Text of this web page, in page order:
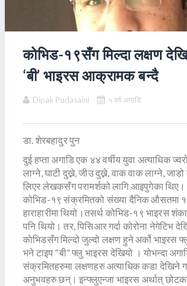
कोभिड-१९सँग मिल्दा लक्षण
‘बी’ भाइरस आक्रामक बन्दै
Dipak Pudasaini ५ वर्ष अगाडि
डा. शेरबहादुर पुन
दुई हप्ता अगाडि एक ४४ वर्षीय युवा अत्याधिक
लाग्ने, घाटी दुख्ने, जीउ दुख्ने, वाक वाक लाग्ने,
लिएर लेखकसँग परामर्शको लागि आइपुगेका
कोभिड-१९ संक्रमितको संख्या दैनिक औसतमा
हाराहारीमा थियो।तसर्थ कोभिड-१९ भाइरस शंका
पनि थियो। तर, पिसिआर गर्दा कोरोना नेगेटिभ
काेभिडसँग मिल्दो जुल्दो लक्षण हुने अर्को भाइरस
भने टाइप “बी” फ्लु भाइरस देखियो । योभन्दा
संक्रमितहरुमा लक्षणहरु अत्याधिक कडा
अनुभवहरु छन्। इन्फ्लुएन्जा भाइरस अर्थात्